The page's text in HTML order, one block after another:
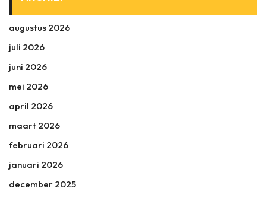
augustus 2026
juli 2026
juni 2026
mei 2026
april 2026
maart 2026
februari 2026
januari 2026
december 2025